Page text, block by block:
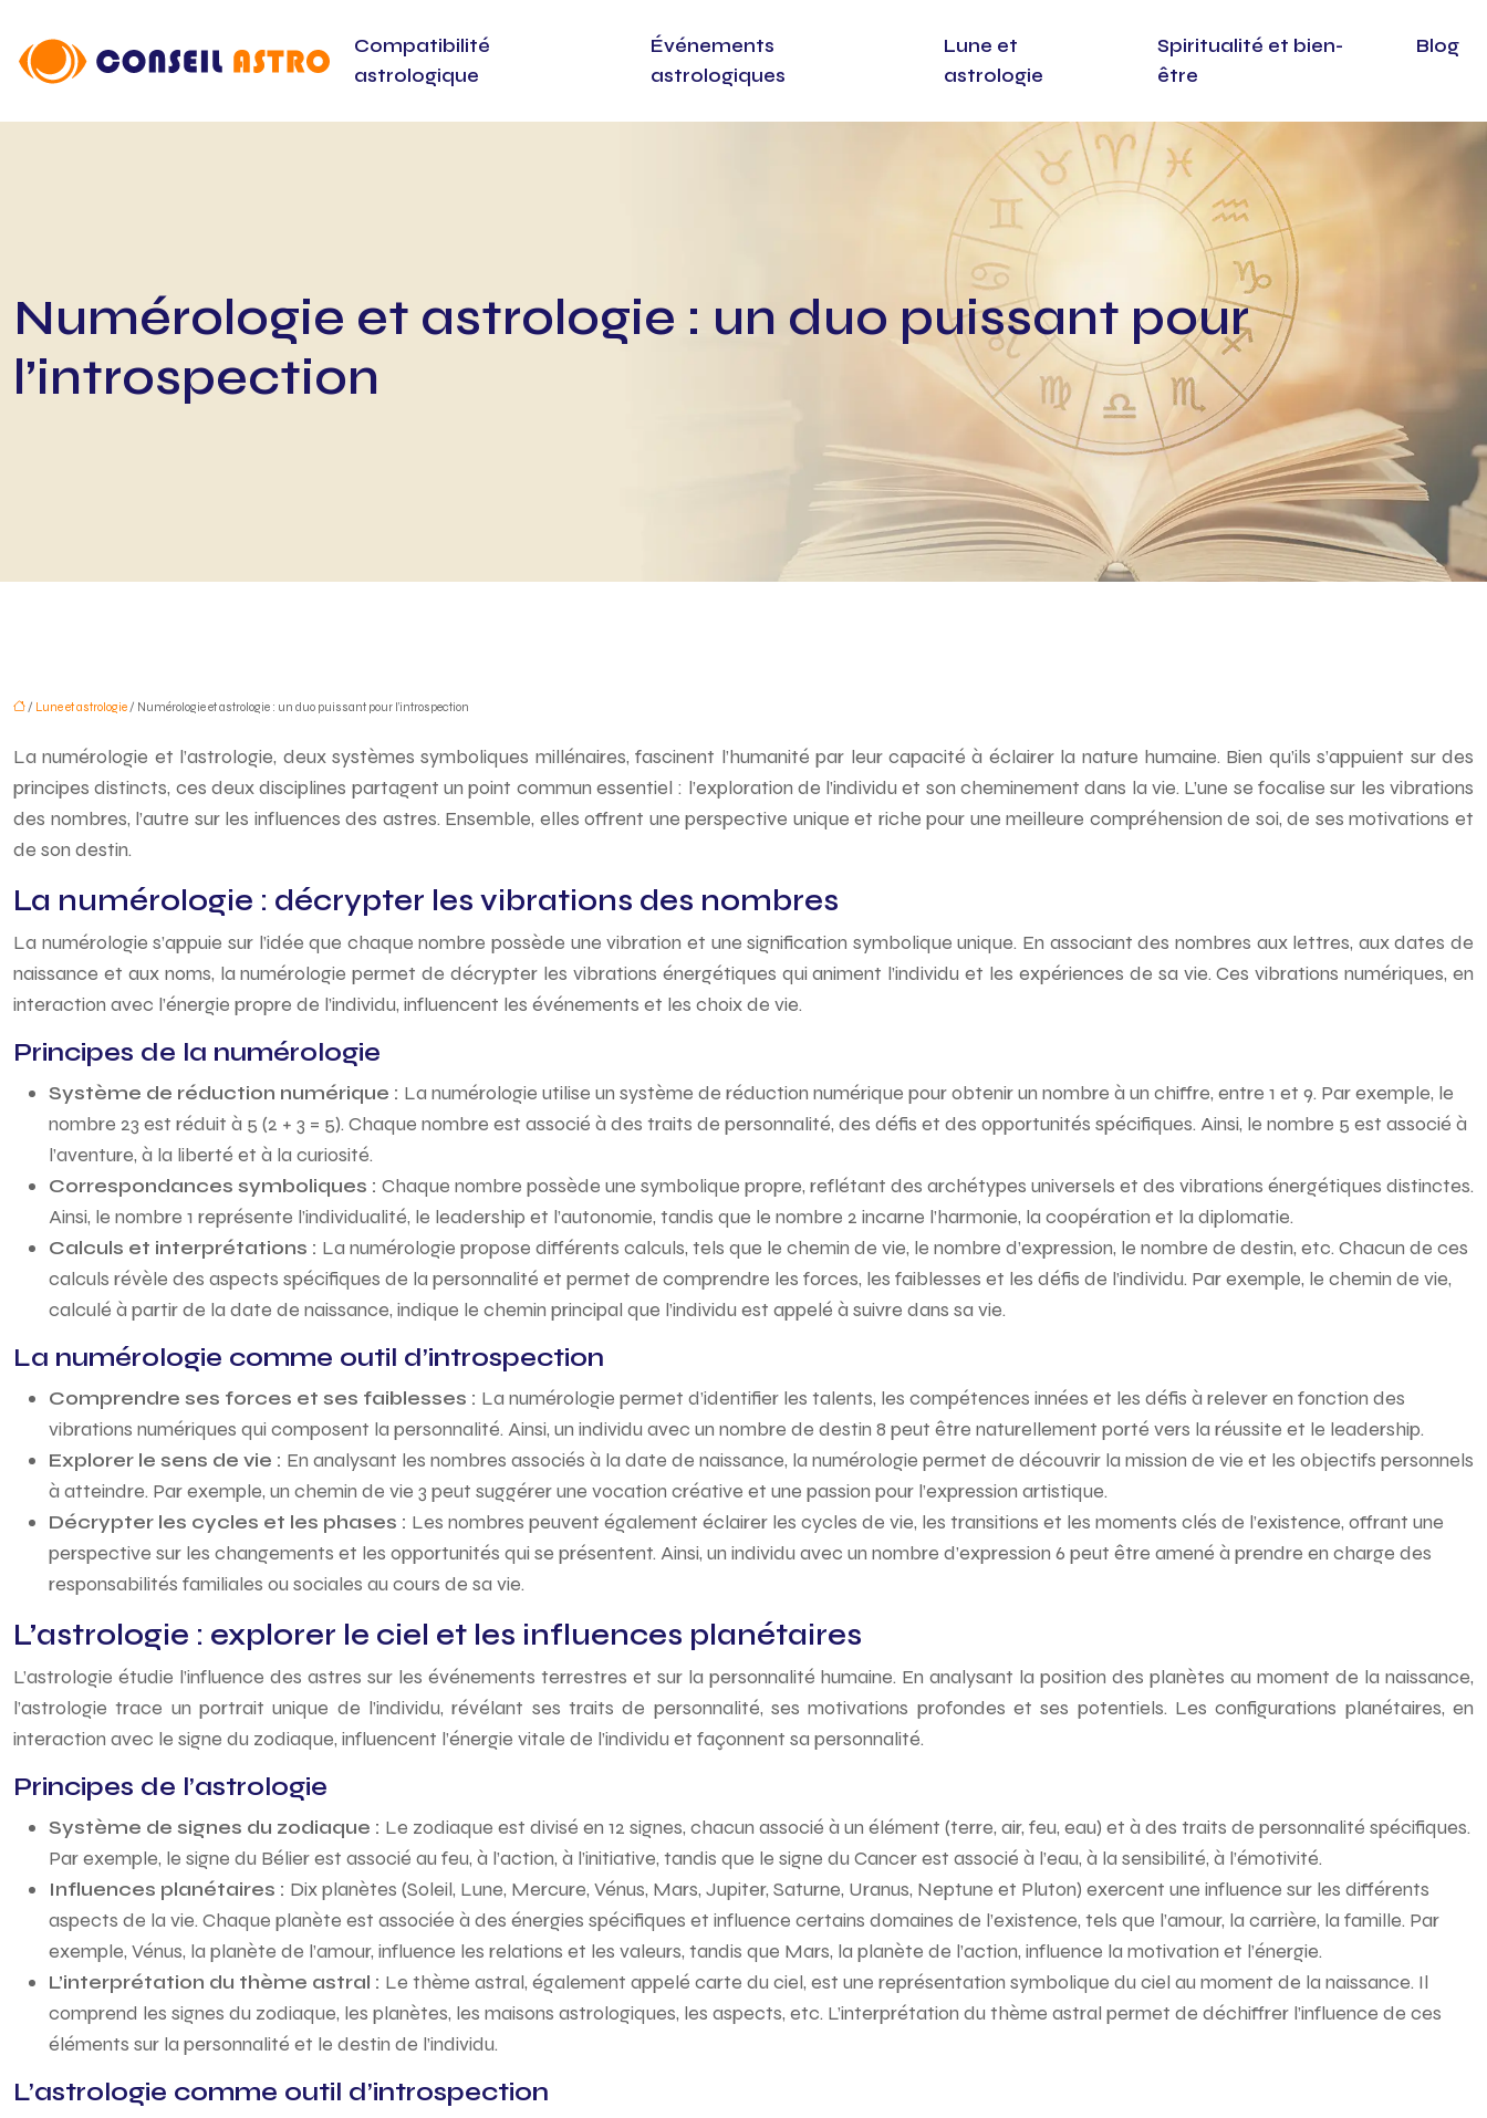
Compatibilité
astrologique
Événements
astrologiques
Lune et
astrologie
Spiritualité et bien-
être
Blog
Numérologie et astrologie : un duo puissant pour
l’introspection
/ Lune et astrologie/ Numérologie et astrologie : un duo puissant pour l’introspection
La numérologie et l’astrologie, deux systèmes symboliques millénaires, fascinent l’humanité par leur capacité à éclairer la nature humaine. Bien qu’ils s’appuient sur des
principes distincts, ces deux disciplines partagent un point commun essentiel : l’exploration de l’individu et son cheminement dans la vie. L’une se focalise sur les vibrations
des nombres, l’autre sur les influences des astres. Ensemble, elles offrent une perspective unique et riche pour une meilleure compréhension de soi, de ses motivations et
de son destin.
La numérologie : décrypter les vibrations des nombres
La numérologie s’appuie sur l’idée que chaque nombre possède une vibration et une signification symbolique unique. En associant des nombres aux lettres, aux dates de
naissance et aux noms, la numérologie permet de décrypter les vibrations énergétiques qui animent l’individu et les expériences de sa vie. Ces vibrations numériques, en
interaction avec l’énergie propre de l’individu, influencent les événements et les choix de vie.
Principes de la numérologie
Système de réduction numérique : La numérologie utilise un système de réduction numérique pour obtenir un nombre à un chiffre, entre 1 et 9. Par exemple, le
nombre 23 est réduit à 5 (2 + 3 = 5). Chaque nombre est associé à des traits de personnalité, des défis et des opportunités spécifiques. Ainsi, le nombre 5 est associé à
l’aventure, à la liberté et à la curiosité.
Correspondances symboliques : Chaque nombre possède une symbolique propre, reflétant des archétypes universels et des vibrations énergétiques distinctes.
Ainsi, le nombre 1 représente l’individualité, le leadership et l’autonomie, tandis que le nombre 2 incarne l’harmonie, la coopération et la diplomatie.
Calculs et interprétations : La numérologie propose différents calculs, tels que le chemin de vie, le nombre d’expression, le nombre de destin, etc. Chacun de ces
calculs révèle des aspects spécifiques de la personnalité et permet de comprendre les forces, les faiblesses et les défis de l’individu. Par exemple, le chemin de vie,
calculé à partir de la date de naissance, indique le chemin principal que l’individu est appelé à suivre dans sa vie.
La numérologie comme outil d’introspection
Comprendre ses forces et ses faiblesses : La numérologie permet d’identifier les talents, les compétences innées et les défis à relever en fonction des
vibrations numériques qui composent la personnalité. Ainsi, un individu avec un nombre de destin 8 peut être naturellement porté vers la réussite et le leadership.
Explorer le sens de vie : En analysant les nombres associés à la date de naissance, la numérologie permet de découvrir la mission de vie et les objectifs personnels
à atteindre. Par exemple, un chemin de vie 3 peut suggérer une vocation créative et une passion pour l’expression artistique.
Décrypter les cycles et les phases : Les nombres peuvent également éclairer les cycles de vie, les transitions et les moments clés de l’existence, offrant une
perspective sur les changements et les opportunités qui se présentent. Ainsi, un individu avec un nombre d’expression 6 peut être amené à prendre en charge des
responsabilités familiales ou sociales au cours de sa vie.
L’astrologie : explorer le ciel et les influences planétaires
L’astrologie étudie l’influence des astres sur les événements terrestres et sur la personnalité humaine. En analysant la position des planètes au moment de la naissance,
l’astrologie trace un portrait unique de l’individu, révélant ses traits de personnalité, ses motivations profondes et ses potentiels. Les configurations planétaires, en
interaction avec le signe du zodiaque, influencent l’énergie vitale de l’individu et façonnent sa personnalité.
Principes de l’astrologie
Système de signes du zodiaque : Le zodiaque est divisé en 12 signes, chacun associé à un élément (terre, air, feu, eau) et à des traits de personnalité spécifiques.
Par exemple, le signe du Bélier est associé au feu, à l’action, à l’initiative, tandis que le signe du Cancer est associé à l’eau, à la sensibilité, à l’émotivité.
Influences planétaires : Dix planètes (Soleil, Lune, Mercure, Vénus, Mars, Jupiter, Saturne, Uranus, Neptune et Pluton) exercent une influence sur les différents
aspects de la vie. Chaque planète est associée à des énergies spécifiques et influence certains domaines de l’existence, tels que l’amour, la carrière, la famille. Par
exemple, Vénus, la planète de l’amour, influence les relations et les valeurs, tandis que Mars, la planète de l’action, influence la motivation et l’énergie.
L’interprétation du thème astral : Le thème astral, également appelé carte du ciel, est une représentation symbolique du ciel au moment de la naissance. Il
comprend les signes du zodiaque, les planètes, les maisons astrologiques, les aspects, etc. L’interprétation du thème astral permet de déchiffrer l’influence de ces
éléments sur la personnalité et le destin de l’individu.
L’astrologie comme outil d’introspection